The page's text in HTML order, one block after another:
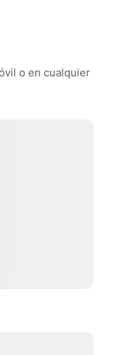
o en cualquier